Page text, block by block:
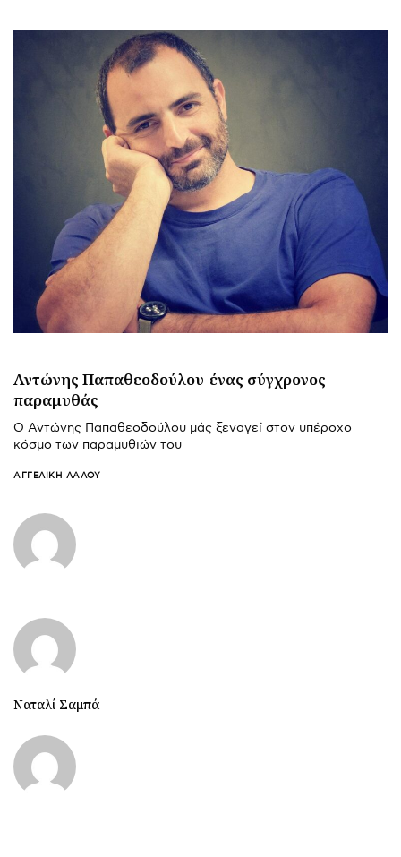
Αντώνης Παπαθεοδούλου-ένας σύγχρονος
παραμυθάς
Ο Αντώνης Παπαθεοδούλου μάς ξεναγεί στον υπέροχο
κόσμο των παραμυθιών του
ΑΓΓΕΛΙΚΉ ΛΆΛΟΥ
Ναταλί Σαμπά